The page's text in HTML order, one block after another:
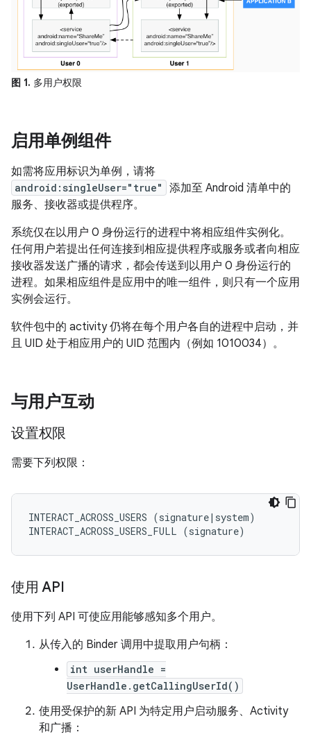
图 1. 多用户权限
启用单例组件
如需将应用标识为单例，请将
android:singleUser="true"
添加至 Android 清单中的
服务、接收器或提供程序。
系统仅在以用户 0 身份运行的进程中将相应组件实例化。
任何用户若提出任何连接到相应提供程序或服务或者向相应
接收器发送广播的请求，都会传送到以用户 0 身份运行的
进程。如果相应组件是应用中的唯一组件，则只有一个应用
实例会运行。
软件包中的 activity 仍将在每个用户各自的进程中启动，并
且 UID 处于相应用户的 UID 范围内（例如 1010034）。
与用户互动
设置权限
需要下列权限：
INTERACT_ACROSS_USERS (signature|system)
使用 API
使用下列 API 可使应用能够感知多个用户。
从传入的 Binder 调用中提取用户句柄：
int userHandle =
UserHandle.getCallingUserId()
使用受保护的新 API 为特定用户启动服务、Activity
和广播：